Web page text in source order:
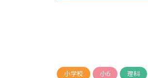
小学校 小6 理科